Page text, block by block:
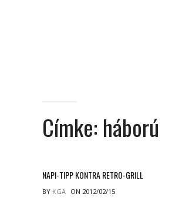
Címke: háború
NAPI-TIPP KONTRA RETRO-GRILL
BY KGA ON 2012/02/15